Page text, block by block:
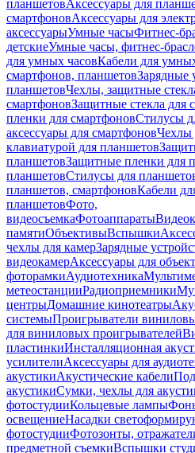
планшетовАксессуары для
смартфоновАксессуары для
аксессуарыУмные часыФитнес-
детскиеУмные часы, фитнес-
для умных часовКабели для
смартфонов, планшетовЗарядные
планшетовЧехлы, защитные
смартфоновЗащитные стекла для
пленки для смартфоновСтилусы
аксессуары для смартфоновЧехлы
клавиатурой для планшетов
планшетовЗащитные пленки для
планшетовСтилусы для
планшетов, смартфоновКабели
планшетовФото,
видеосъемкаФотоаппараты
памятиОбъективыВспышки
чехлы для камерЗарядные
видеокамерАксессуары для
фоторамкиАудиотехника
метеостанцииРадиоприемники
центрыДомашние кинотеатры
системыПроигрыватели
для виниловых проигрывателей
пластинкиИнсталляционная
усилителиАксессуары для
акустикиАкустические кабели
акустикиСумки, чехлы для
фотостудииКольцевые лампы
освещениеНасадки
фотостудииФотозонты,
предметной съемкиВспышки